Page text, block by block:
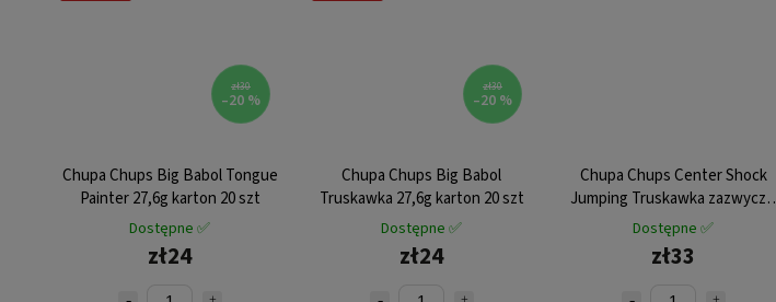
zł30
–20 %
Chupa Chups Big Babol Tongue
Painter 27,6g karton 20 szt
Dostępne ✅
zł24
zł30
–20 %
Chupa Chups Big Babol
Truskawka 27,6g karton 20 szt
Dostępne ✅
zł24
Chupa Chups Center Shock
Jumping Truskawka zazwyczaj
100 sztuk 400g karton
Dostępne ✅
zł33